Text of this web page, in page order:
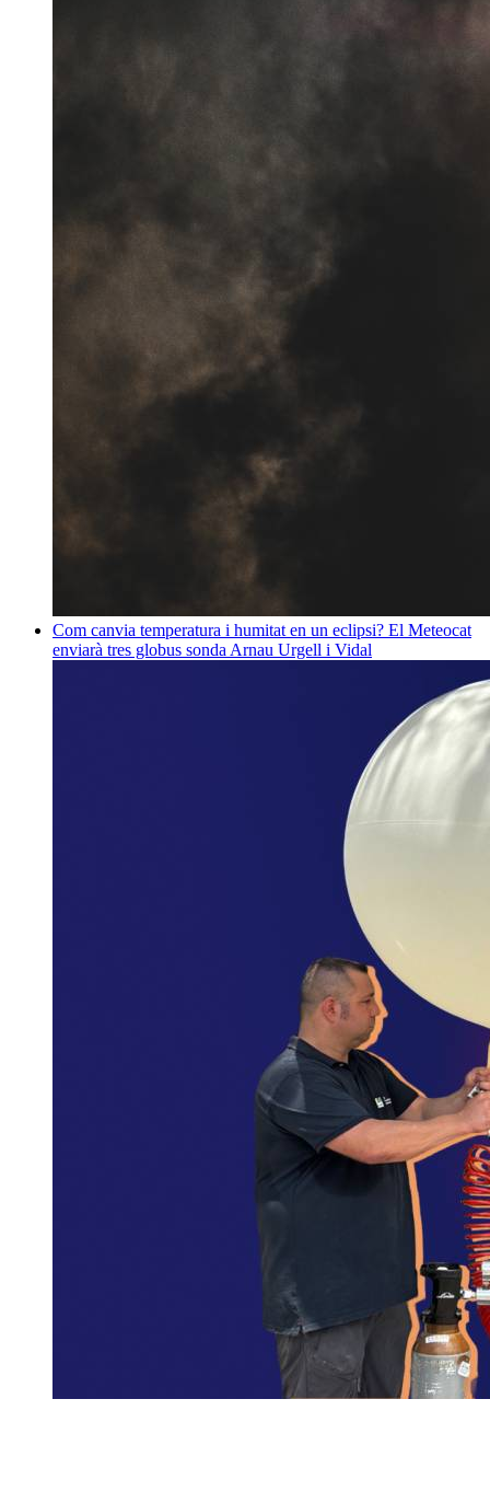
Com canvia temperatura i humitat en un eclipsi? El Meteocat
enviarà tres globus sonda Arnau Urgell i Vidal